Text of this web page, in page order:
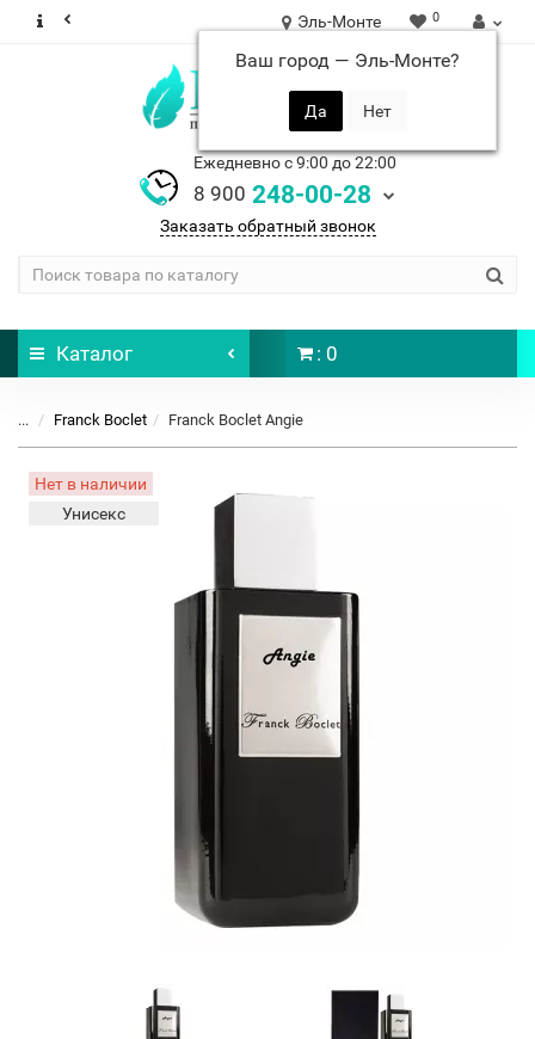
Эль-Монте
Ваш город — Эль-Монте?
0
Ежедневно с 9:00 до 22:00
8 900 248-00-28
Заказать обратный звонок
Каталог : 0
... Franck Boclet Franck Boclet Angie
Нет в наличии
Унисекс